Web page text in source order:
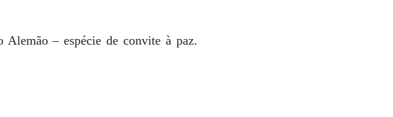
– espécie de convite à paz.